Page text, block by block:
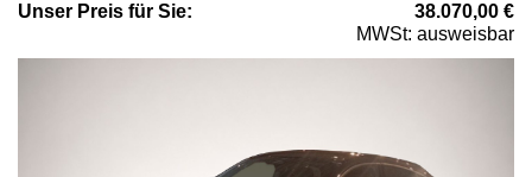
Unser Preis für Sie: 38.070,00 €
MWSt: ausweisbar